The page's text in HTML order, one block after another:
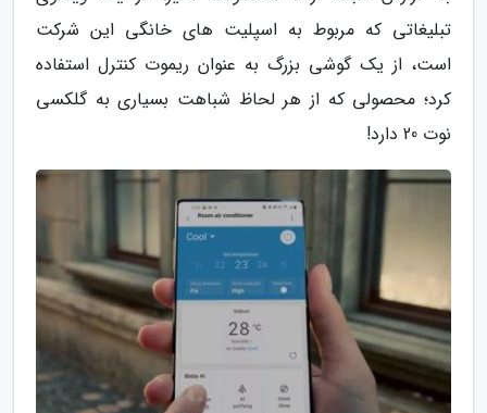
تبلیغاتی که مربوط به اسپلیت های خانگی این شرکت
است، از یک گوشی بزرگ به عنوان ریموت کنترل استفاده
کرد؛ محصولی که از هر لحاظ شباهت بسیاری به گلکسی
نوت 20 دارد!